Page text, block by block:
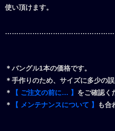
使い頂けます。
＊バングル1本の価格です。
＊手作りのため、サイズに多少の誤
＊
【 ご注文の前に… 】 をご確認く
＊
【 メンテナンスについて 】 も合